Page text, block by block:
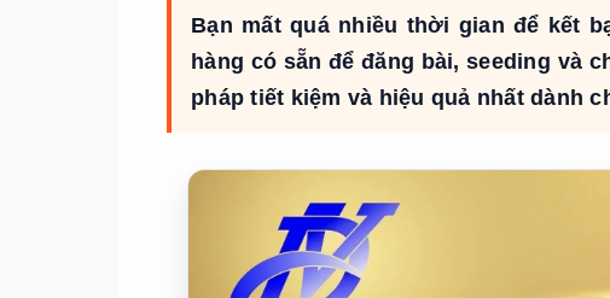
Bạn mất quá nhiều thời gian để kết
hàng có sẵn để đăng bài, seeding và
pháp tiết kiệm và hiệu quả nhất dành